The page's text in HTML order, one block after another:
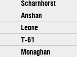
Scharnhorst
Anshan
Leone
T-61
Monaghan